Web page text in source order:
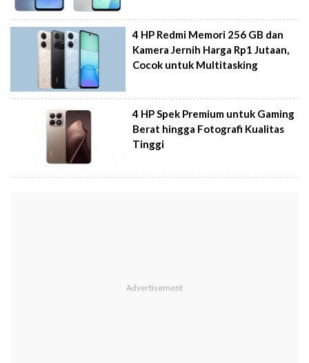
4 HP Redmi Memori 256 GB dan
Kamera Jernih Harga Rp1 Jutaan,
Cocok untuk Multitasking
4 HP Spek Premium untuk Gaming
Berat hingga Fotografi Kualitas
Tinggi